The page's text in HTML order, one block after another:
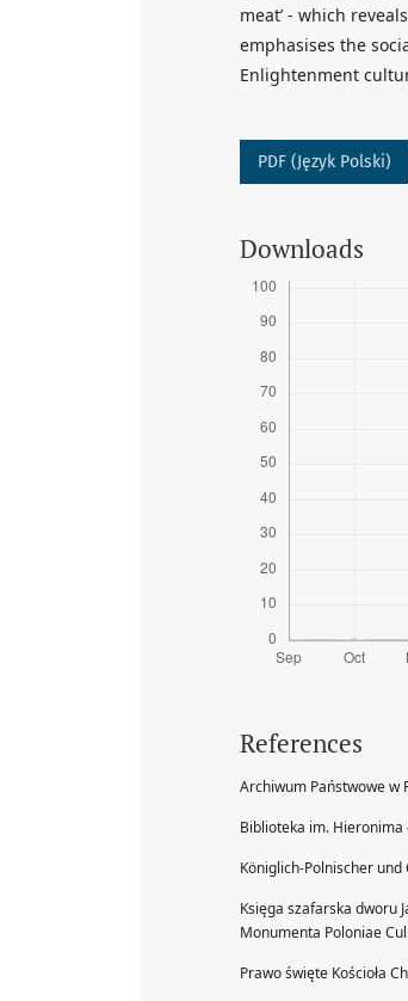
meat’ - which
emphasises the
Enlightenment
PDF (Język Polski)
Downloads
References
Archiwum Państwowe w
Biblioteka im. Hieronima
Königlich-Polnischer
Księga szafarska dworu
Monumenta Poloniae
Prawo święte Kościoła